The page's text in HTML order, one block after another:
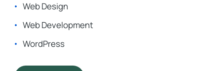
Web Design
Web Development
WordPress